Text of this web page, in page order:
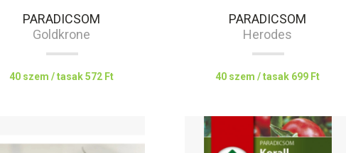
PARADICSOM
Goldkrone
40 szem / tasak572 Ft
PARADICSOM
Herodes
40 szem / tasak 699 Ft